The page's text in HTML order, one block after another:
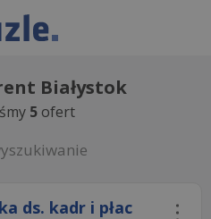
Białystok
5ofert
ds. kadr i płac